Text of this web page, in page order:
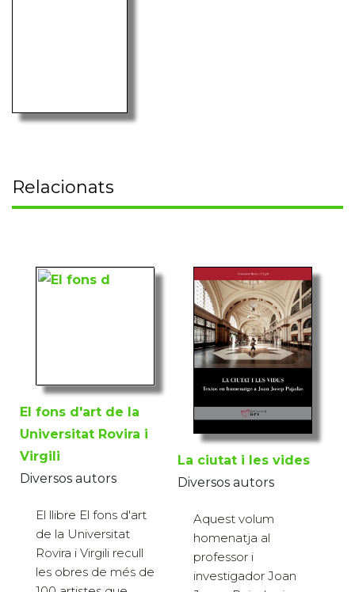
Relacionats
El fons d'art de la
Universitat Rovira i
Virgili
Diversos autors
El llibre El fons d'art
de la Universitat
Rovira i Virgili recull
les obres de més de
La ciutat i les vides
Diversos autors
Aquest volum
homenatja al
professor i
investigador Joan